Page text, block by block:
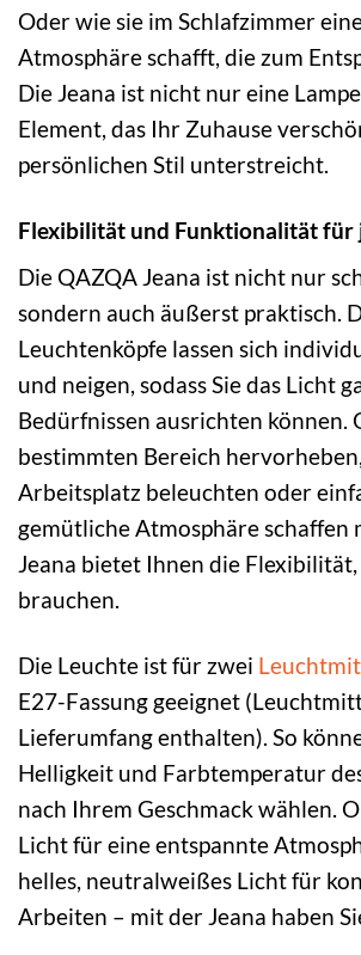
Oder wie sie im Schlafzimmer
Atmosphäre schafft, die zum
Die Jeana ist nicht nur eine
Element, das Ihr Zuhause
persönlichen Stil unterstreicht.
Flexibilität und Funktionalität für
Die QAZQA Jeana ist nicht nur
sondern auch äußerst praktisch.
Leuchtenköpfe lassen sich
und neigen, sodass Sie das Licht
Bedürfnissen ausrichten können.
bestimmten Bereich
Arbeitsplatz beleuchten oder
gemütliche Atmosphäre schaffen
Jeana bietet Ihnen die Flexibilität,
brauchen.
Die Leuchte ist für zwei
E27-Fassung geeignet
Lieferumfang enthalten). So
Helligkeit und Farbtemperatur
nach Ihrem Geschmack wählen.
Licht für eine entspannte
helles, neutralweißes Licht für
Arbeiten – mit der Jeana haben